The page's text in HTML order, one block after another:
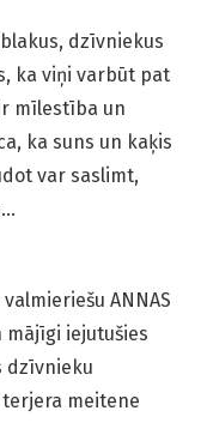
dzīvniekus
ka viņi varbūt pat
mīlestība un
ka suns un kaķis
var saslimt,
ANNAS
mājīgi iejutušies
dzīvnieku
meitene